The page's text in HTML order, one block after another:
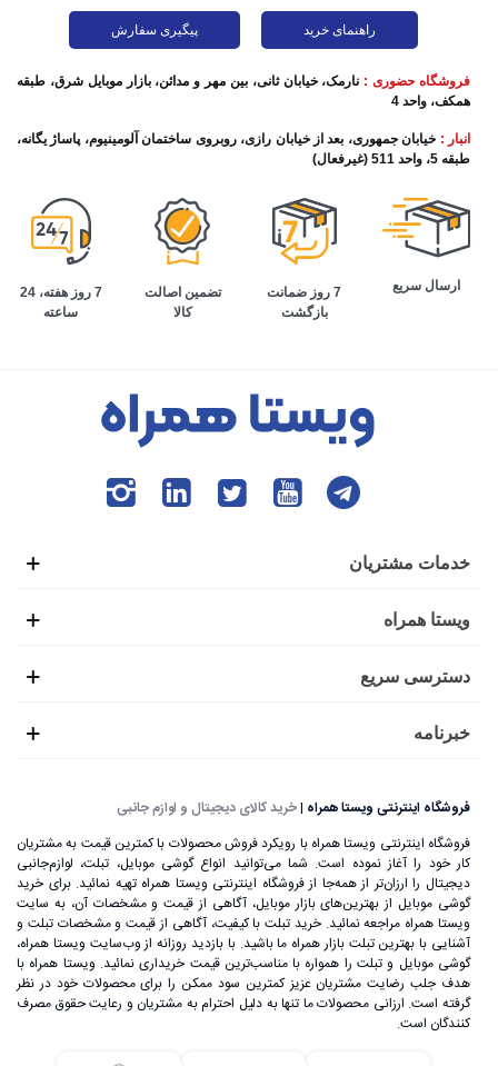
راهنمای خرید پیگیری سفارش
فروشگاه حضوری : نارمک، خیابان ثانی، بین مهر و مدائن، بازار موبایل شرق، طبقه
همکف، واحد 4
انبار : خیابان جمهوری، بعد از خیابان رازی، روبروی ساختمان آلومینیوم، پاساژ یگانه،
طبقه 5، واحد 511 (غیرفعال)
ارسال سریع
7 روز ضمانت
بازگشت
تضمین اصالت
کالا
7 روز هفته، 24
ساعته
خدمات مشتریان
ویستا همراه
دسترسی سریع
خبرنامه
فروشگاه اینترنتی ویستا همراه |خرید کالای دیجیتال و لوازم جانبی
فروشگاه اینترنتی ویستا همراه با رویکرد فروش محصولات با کمترین قیمت به مشتریان
کار خود را آغاز نموده است. شما می‌توانید انواع گوشی موبایل، تبلت، لوازم‌جانبی
دیجیتال را ارزان‌تر از همه‌جا از فروشگاه اینترنتی ویستا همراه تهیه نمائید. برای خرید
گوشی موبایل از بهترین‌های بازار موبایل، آگاهی از قیمت و مشخصات آن، به ‌سایت
ویستا همراه مراجعه نمائید. خرید تبلت با کیفیت، آگاهی از قیمت و مشخصات تبلت و
آشنایی با بهترین تبلت بازار همراه ما باشید. با بازدید روزانه از وب‌سایت ویستا همراه،
گوشی موبایل و تبلت را همواره با مناسب‌ترین قیمت خریداری نمائید. ویستا همراه با
هدف جلب رضایت مشتریان عزیز کمترین سود ممکن را برای محصولات خود در نظر
گرفته است. ارزانی محصولات ما تنها به دلیل احترام به مشتریان و رعایت حقوق مصرف
کنندگان است.